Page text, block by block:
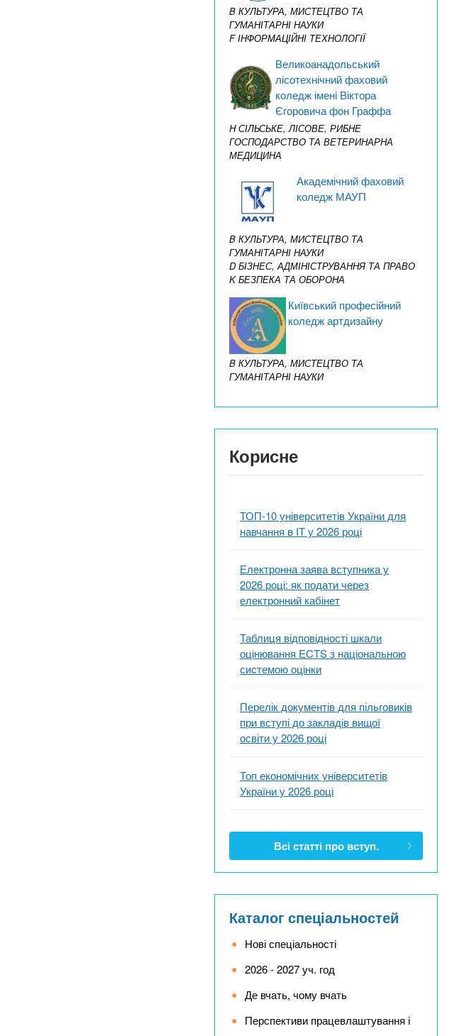
B КУЛЬТУРА, МИСТЕЦТВО ТА
ГУМАНІТАРНІ НАУКИ
F ІНФОРМАЦІЙНІ ТЕХНОЛОГІЇ
Великоанадольський
лісотехнічний фаховий
коледж імені Віктора
Єгоровича фон Граффа
H СІЛЬСЬКЕ, ЛІСОВЕ, РИБНЕ
ГОСПОДАРСТВО ТА ВЕТЕРИНАРНА
МЕДИЦИНА
Академічний фаховий
коледж МАУП
B КУЛЬТУРА, МИСТЕЦТВО ТА
ГУМАНІТАРНІ НАУКИ
D БІЗНЕС, АДМІНІСТРУВАННЯ ТА ПРАВО
K БЕЗПЕКА ТА ОБОРОНА
Київський професійний
коледж артдизайну
B КУЛЬТУРА, МИСТЕЦТВО ТА
ГУМАНІТАРНІ НАУКИ
Корисне
ТОП-10 університетів України для
навчання в ІТ у 2026 році
Електронна заява вступника у
2026 році: як подати через
електронний кабінет
Таблиця відповідності шкали
оцінювання ECTS з національною
системою оцінки
Перелік документів для пільговиків
при вступі до закладів вищої
освіти у 2026 році
Топ економічних університетів
України у 2026 році
Всі статті про вступ.
Каталог спеціальностей
Нові спеціальності
2026 - 2027 уч. год
Де вчать, чому вчать
Перспективи працевлаштування і